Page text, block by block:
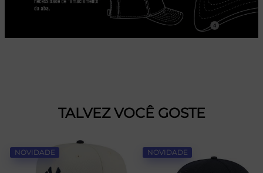
TALVEZ VOCÊ GOSTE
NOVIDADE NOVIDADE